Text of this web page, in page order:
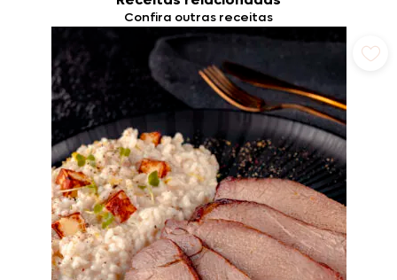
Confira outras receitas